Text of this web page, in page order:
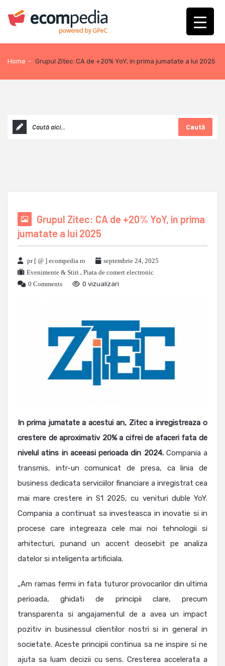
Home - Grupul Zitec: CA de +20% YoY, in prima jumatate a lui 2025
Caută
Grupul Zitec: CA de +20% YoY, in prima
jumatate a lui 2025
pr [ @ ] ecompedia ro
septembrie 24, 2025
Evenimente & Stiri , Piata de comert electronic
0 Comments
0 vizualizari
In prima jumatate a acestui an, Zitec a inregistreaza o
crestere de aproximativ 20% a cifrei de afaceri fata de
nivelul atins in aceeasi perioada din 2024.Compania a
transmis, intr-un comunicat de presa, ca linia de
business dedicata serviciilor financiare a inregistrat cea
mai mare crestere in S1 2025, cu venituri duble YoY.
Compania a continuat sa investeasca in inovatie si in
procese care integreaza cele mai noi tehnologii si
arhitecturi, punand un accent deosebit pe analiza
datelor si inteligenta artificiala.
„Am ramas fermi in fata tuturor provocarilor din ultima
perioada, ghidati de principii clare, precum
transparenta si angajamentul de a avea un impact
pozitiv in businessul clientilor nostri si in general in
societate. Aceste principii continua sa ne inspire si ne
ajuta sa luam decizii cu sens. Cresterea accelerata a